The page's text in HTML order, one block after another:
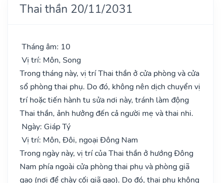
Thai thần 20/11/2031
Tháng âm: 10
Vị trí: Môn, Song
Trong tháng này, vị trí Thai thần ở cửa phòng và cửa
sổ phòng thai phụ. Do đó, không nên dịch chuyển vị
trí hoặc tiến hành tu sửa nơi này, tránh làm động
Thai thần, ảnh hưởng đến cả người mẹ và thai nhi.
Ngày: Giáp Tý
Vị trí: Môn, Đôi, ngoại Đông Nam
Trong ngày này, vị trí của Thai thần ở hướng Đông
Nam phía ngoài cửa phòng thai phụ và phòng giã
gạo (nơi để chày cối giã gạo). Do đó, thai phụ không